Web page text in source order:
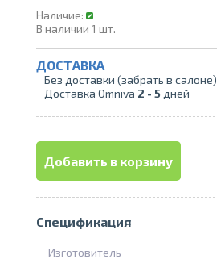
Наличие:
В наличии 1 шт.
ДОСТАВКА
Без доставки (забрать в салоне)
Доставка Omniva 2 - 5 дней
Добавить в корзину
Спецификация
Изготовитель